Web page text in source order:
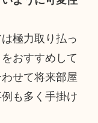
極力取り払っ
おすすめして
せて将来部屋
も多く手掛け